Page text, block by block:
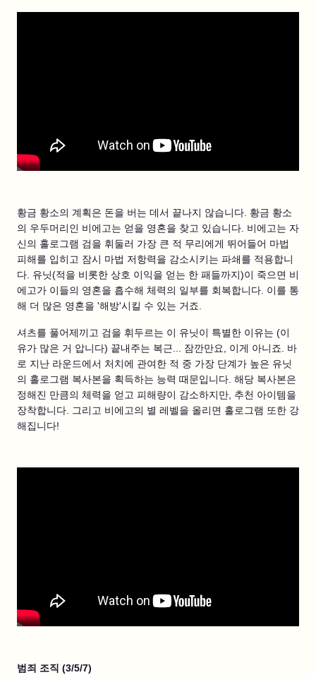
황금 황소의 계획은 돈을 버는 데서 끝나지 않습니다. 황금 황소
의 우두머리인 비에고는 얻을 영혼을 찾고 있습니다. 비에고는 자
신의 홀로그램 검을 휘둘러 가장 큰 적 무리에게 뛰어들어 마법
피해를 입히고 잠시 마법 저항력을 감소시키는 파쇄를 적용합니
다. 유닛(적을 비롯한 상호 이익을 얻는 한 패들까지)이 죽으면 비
에고가 이들의 영혼을 흡수해 체력의 일부를 회복합니다. 이를 통
해 더 많은 영혼을 '해방'시킬 수 있는 거죠.
셔츠를 풀어제끼고 검을 휘두르는 이 유닛이 특별한 이유는 (이
유가 많은 거 압니다) 끝내주는 복근... 잠깐만요, 이게 아니죠. 바
로 지난 라운드에서 처치에 관여한 적 중 가장 단계가 높은 유닛
의 홀로그램 복사본을 획득하는 능력 때문입니다. 해당 복사본은
정해진 만큼의 체력을 얻고 피해량이 감소하지만, 추천 아이템을
장착합니다. 그리고 비에고의 별 레벨을 올리면 홀로그램 또한 강
해집니다!
범죄 조직 (3/5/7)